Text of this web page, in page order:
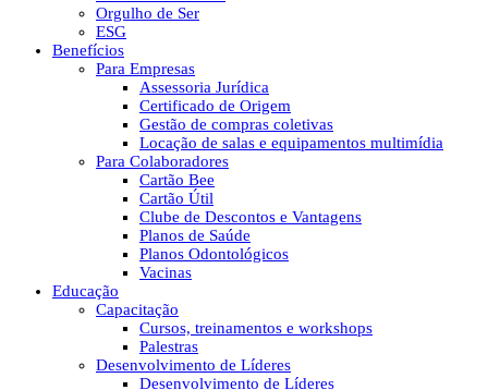
Orgulho de Ser
ESG
Benefícios
Para Empresas
Assessoria Jurídica
Certificado de Origem
Gestão de compras coletivas
Locação de salas e equipamentos multimídia
Para Colaboradores
Cartão Bee
Cartão Útil
Clube de Descontos e Vantagens
Planos de Saúde
Planos Odontológicos
Vacinas
Educação
Capacitação
Cursos, treinamentos e workshops
Palestras
Desenvolvimento de Líderes
Desenvolvimento de Líderes